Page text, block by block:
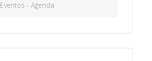
Eventos - Agenda